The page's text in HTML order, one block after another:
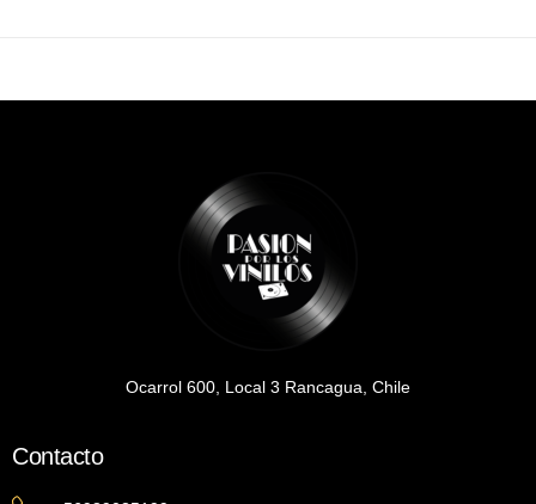
Ocarrol 600, Local 3 Rancagua, Chile
Contacto